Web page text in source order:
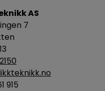
AS
7
915